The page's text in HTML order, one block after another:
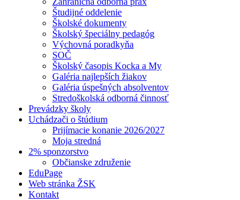
Študijné oddelenie
Školské dokumenty
Školský špeciálny pedagóg
Výchovná poradkyňa
SOČ
Školský časopis Kocka a My
Galéria najlepších žiakov
Galéria úspešných absolventov
Stredoškolská odborná činnosť
Prevádzky školy
Uchádzači o štúdium
Prijímacie konanie 2026/2027
Moja stredná
2% sponzorstvo
Občianske združenie
EduPage
Web stránka ŽSK
Kontakt